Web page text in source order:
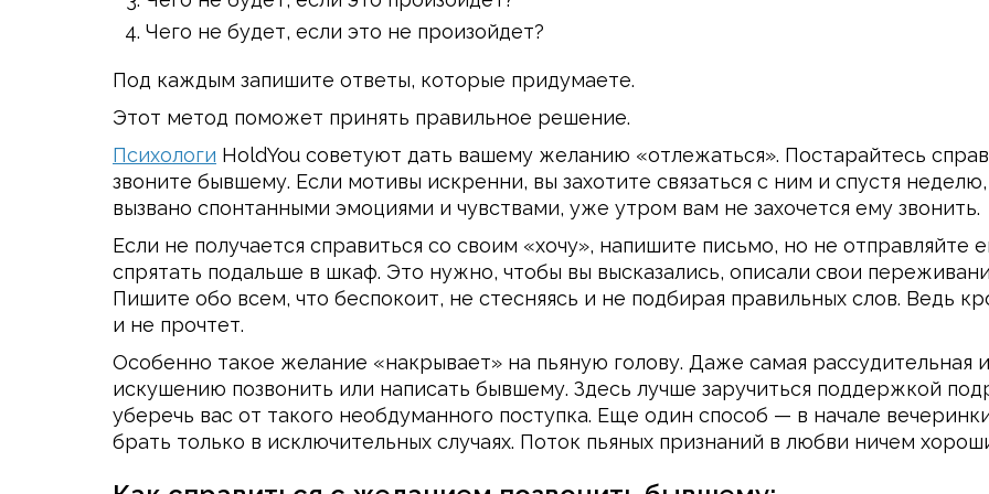
Чего не будет, если это не произойдет?
Под каждым запишите ответы, которые придумаете.
Этот метод поможет принять правильное решение.
Психологи HoldYou советуют дать вашему желанию «отлежаться». Постарайтесь
звоните бывшему. Если мотивы искренни, вы захотите связаться с ним и спустя
вызвано спонтанными эмоциями и чувствами, уже утром вам не захочется ему звонить.
Если не получается справиться со своим «хочу», напишите письмо, но не
спрятать подальше в шкаф. Это нужно, чтобы вы высказались, описали свои
Пишите обо всем, что беспокоит, не стесняясь и не подбирая правильных слов. Ведь
и не прочтет.
Особенно такое желание «накрывает» на пьяную голову. Даже самая рассудительная
искушению позвонить или написать бывшему. Здесь лучше заручиться поддержкой
уберечь вас от такого необдуманного поступка. Еще один способ — в начале
брать только в исключительных случаях. Поток пьяных признаний в любви ничем